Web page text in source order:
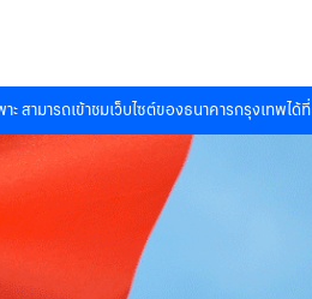
ะ สามารถเข้าชมเว็บไซต์ของธนาคารกรุงเทพได้ที่